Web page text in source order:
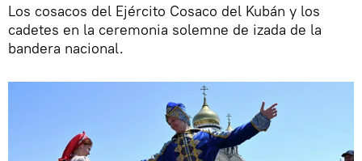
Los cosacos del Ejército Cosaco del Kubán y los
cadetes en la ceremonia solemne de izada de la
bandera nacional.